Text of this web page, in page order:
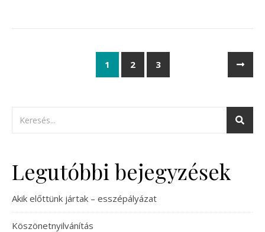
1 2 3
Legutóbbi bejegyzések
Akik előttünk jártak – esszépályázat
Köszönetnyilvánítás